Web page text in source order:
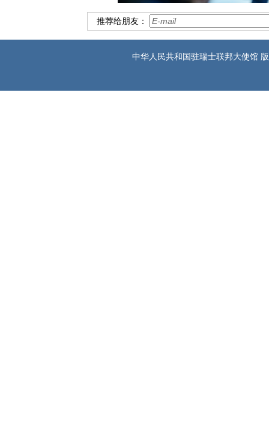
推荐给朋友：
中华人民共和国驻瑞士联邦大使馆